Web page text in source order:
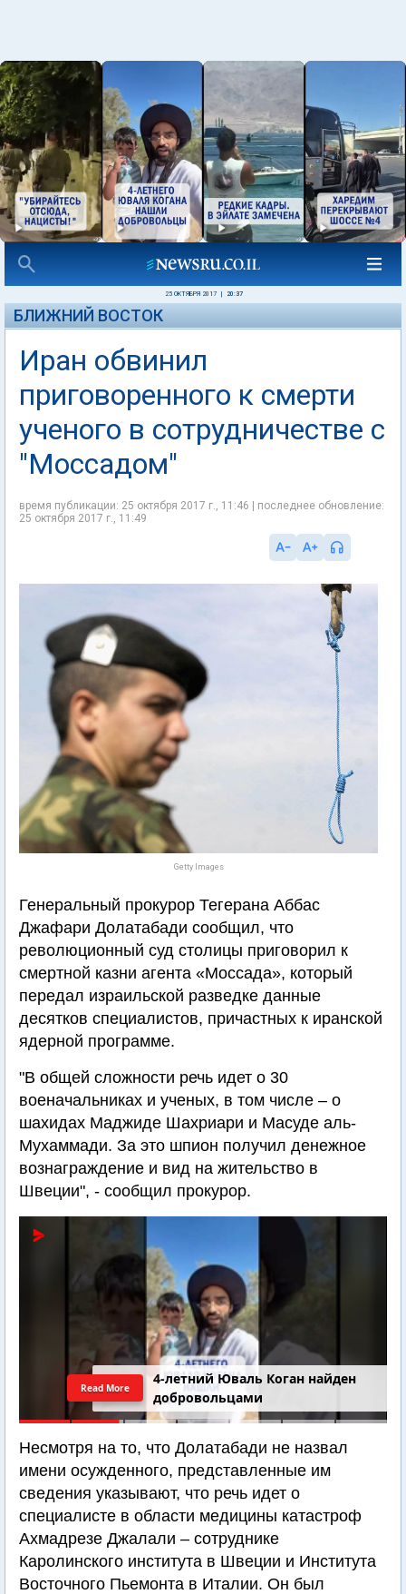
25 ОКТЯБРЯ 2017 20:37
БЛИЖНИЙ ВОСТОК
Иран обвинил
приговоренного к смерти
ученого в сотрудничестве с
"Моссадом"
время публикации: 25 октября 2017 г., 11:46 | последнее обновление:
25 октября 2017 г., 11:49
Getty Images
Генеральный прокурор Тегерана Аббас
Джафари Долатабади сообщил, что
революционный суд столицы приговорил к
смертной казни агента «Моссада», который
передал израильской разведке данные
десятков специалистов, причастных к иранской
ядерной программе.
"В общей сложности речь идет о 30
военачальниках и ученых, в том числе – о
шахидах Маджиде Шахриари и Масуде аль-
Мухаммади. За это шпион получил денежное
вознаграждение и вид на жительство в
Швеции", - сообщил прокурор.
Последний шанс Ирана. Теракт в
Самарии // Новости Израиля.
Шарп. Финкель. Дубнов
Read More
Несмотря на то, что Долатабади не назвал
имени осужденного, представленные им
сведения указывают, что речь идет о
специалисте в области медицины катастроф
Ахмадрезе Джалали – сотруднике
Каролинского института в Швеции и Института
Восточного Пьемонта в Италии. Он был